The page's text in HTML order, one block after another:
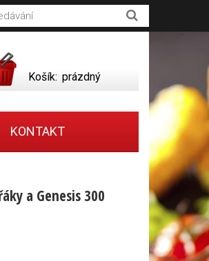
a Genesis 300
Košík: prázdný
KONTAKT